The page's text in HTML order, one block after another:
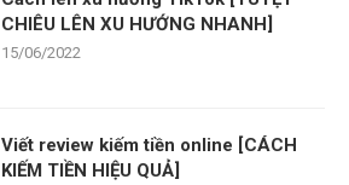
CHIÊU LÊN XU HƯỚNG NHANH]
15/06/2022
Viết review kiếm tiền online [CÁCH
KIẾM TIỀN HIỆU QUẢ]